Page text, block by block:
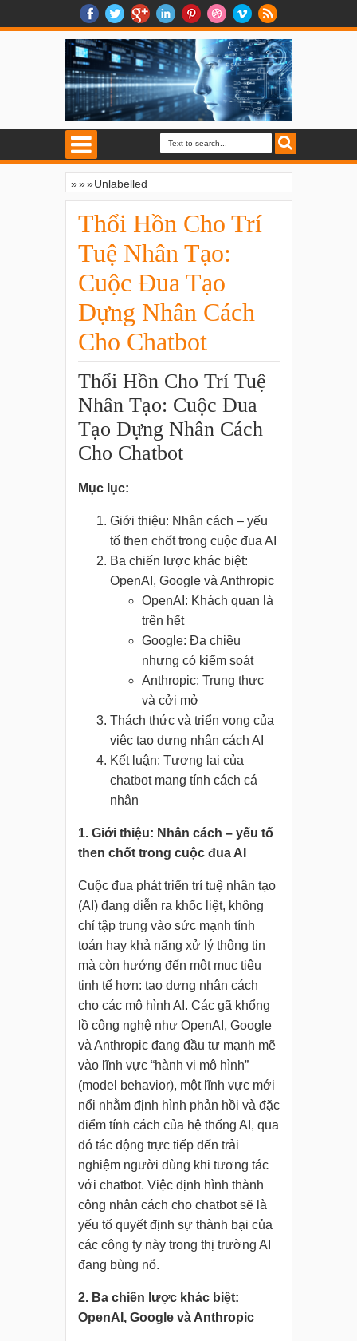
»» Unlabelled
»
Thổi Hồn Cho Trí
Tuệ Nhân Tạo:
Cuộc Đua Tạo
Dựng Nhân Cách
Cho Chatbot
Thổi Hồn Cho Trí Tuệ
Nhân Tạo: Cuộc Đua
Tạo Dựng Nhân Cách
Cho Chatbot
Mục lục:
Giới thiệu: Nhân cách – yếu
tố then chốt trong cuộc đua AI
Ba chiến lược khác biệt:
OpenAI, Google và Anthropic
OpenAI: Khách quan là
trên hết
Google: Đa chiều
nhưng có kiểm soát
Anthropic: Trung thực
và cởi mở
Thách thức và triển vọng của
việc tạo dựng nhân cách AI
Kết luận: Tương lai của
chatbot mang tính cách cá
nhân
1. Giới thiệu: Nhân cách – yếu tố
then chốt trong cuộc đua AI
Cuộc đua phát triển trí tuệ nhân tạo
(AI) đang diễn ra khốc liệt, không
chỉ tập trung vào sức mạnh tính
toán hay khả năng xử lý thông tin
mà còn hướng đến một mục tiêu
tinh tế hơn: tạo dựng nhân cách
cho các mô hình AI. Các gã khổng
lồ công nghệ như OpenAI, Google
và Anthropic đang đầu tư mạnh mẽ
vào lĩnh vực “hành vi mô hình”
(model behavior), một lĩnh vực mới
nổi nhằm định hình phản hồi và đặc
điểm tính cách của hệ thống AI, qua
đó tác động trực tiếp đến trải
nghiệm người dùng khi tương tác
với chatbot. Việc định hình thành
công nhân cách cho chatbot sẽ là
yếu tố quyết định sự thành bại của
các công ty này trong thị trường AI
đang bùng nổ.
2. Ba chiến lược khác biệt:
OpenAI, Google và Anthropic